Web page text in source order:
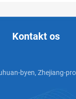
Kontakt os
byen, Zhejiang-